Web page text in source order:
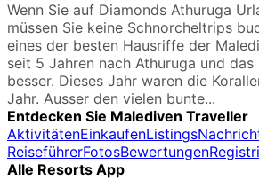
Wenn Sie auf Diamonds Athuruga
müssen Sie keine Schnorcheltrips
eines der besten Hausriffe der
seit 5 Jahren nach Athuruga und
besser. Dieses Jahr waren die
Jahr. Ausser den vielen bunte...
Entdecken Sie Malediven Traveller
AktivitätenEinkaufenListings
ReiseführerFotosBewertungen
Alle Resorts App